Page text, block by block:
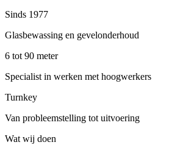
Sinds 1977
Glasbewassing en gevelonderhoud
6 tot 90 meter
Specialist in werken met hoogwerkers
Turnkey
Van probleemstelling tot uitvoering
Wat wij doen